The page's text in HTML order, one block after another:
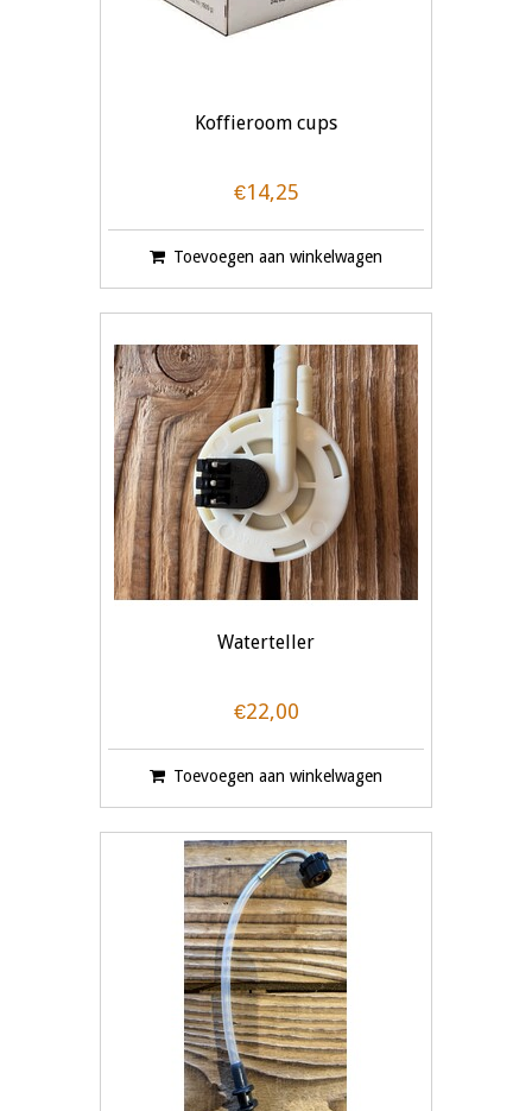
Koffieroom cups
€14,25
Toevoegen aan winkelwagen
Waterteller
€22,00
Toevoegen aan winkelwagen